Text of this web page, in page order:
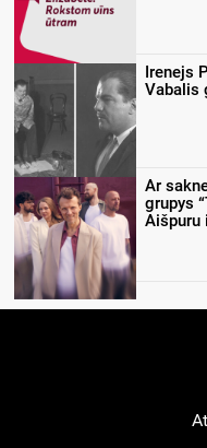
Irenejs
Vabalis
Ar
grupys
Aišpuru